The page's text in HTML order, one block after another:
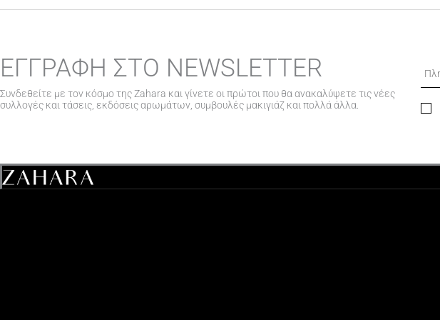
ΕΓΓΡΑΦΗ ΣΤΟ NEWSLETTER
Συνδεθείτε με τον κόσμο της Zahara και γίνετε οι πρώτοι που θα ανακαλύψετε τις νέες
συλλογές και τάσεις, εκδόσεις αρωμάτων, συμβουλές μακιγιάζ και πολλά άλλα.